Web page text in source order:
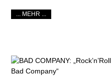
... MEHR ...